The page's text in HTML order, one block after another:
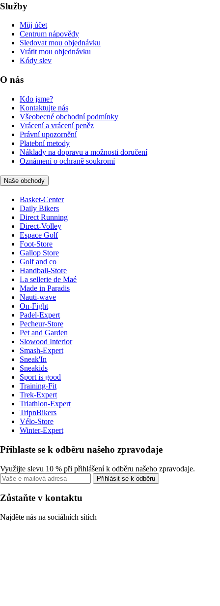
Služby
Můj účet
Centrum nápovědy
Sledovat mou objednávku
Vrátit mou objednávku
Kódy slev
O nás
Kdo jsme?
Kontaktujte nás
Všeobecné obchodní podmínky
Vrácení a vrácení peněz
Právní upozornění
Platební metody
Náklady na dopravu a možnosti doručení
Oznámení o ochraně soukromí
Naše obchody
Basket-Center
Daily Bikers
Direct Running
Direct-Volley
Espace Golf
Foot-Store
Gallop Store
Golf and co
Handball-Store
La sellerie de Maé
Made in Paradis
Nauti-wave
On-Fight
Padel-Expert
Pecheur-Store
Pet and Garden
Slowood Interior
Smash-Expert
Sneak'In
Sneakids
Sport is good
Training-Fit
Trek-Expert
Triathlon-Expert
TripnBikers
Vélo-Store
Winter-Expert
Přihlaste se k odběru našeho zpravodaje
Využijte slevu 10 % při přihlášení k odběru našeho zpravodaje.
Přihlásit se k odběru
Zůstaňte v kontaktu
Najděte nás na sociálních sítích